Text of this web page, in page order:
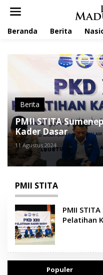
Beranda Berita
Berita
PMII STITA
Kader Dasar
11 Agustus 2024
PMII STITA
PMII
Pelatihan
Populer